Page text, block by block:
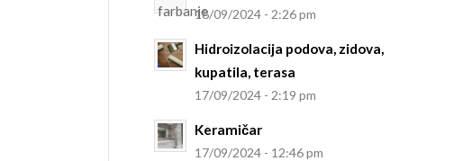
18/09/2024 - 2:26 pm
Hidroizolacija podova, zidova,
kupatila, terasa
17/09/2024 - 2:19 pm
Keramičar
17/09/2024 - 12:46 pm